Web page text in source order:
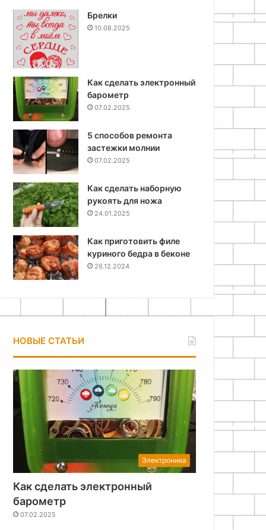
Брелки
10.08.2025
Как сделать электронный
барометр
07.02.2025
5 способов ремонта
застежки молнии
07.02.2025
Как сделать наборную
рукоять для ножа
24.01.2025
Как приготовить филе
куриного бедра в беконе
26.12.2024
НОВЫЕ СТАТЬИ
Электроника
Как сделать электронный
барометр
07.02.2025